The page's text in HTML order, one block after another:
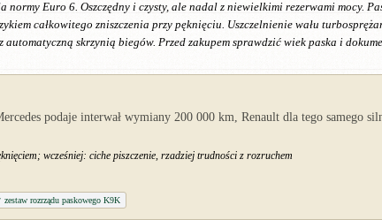
Euro 6. Oszczędny i czysty, ale nadal z niewielkimi rezerwami mocy.
całkowitego zniszczenia przy pęknięciu. Uszczelnienie wału
skrzynią biegów. Przed zakupem sprawdzić wiek paska i
podaje interwał wymiany 200 000 km, Renault dla tego samego
wcześniej: ciche piszczenie, rzadziej trudności z rozruchem
zestaw rozrządu paskowego K9K